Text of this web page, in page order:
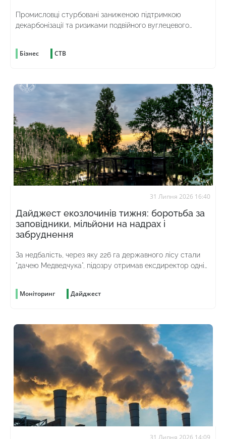
Промисловці стурбовані заниженою підтримкою
декарбонізації та ризиками подвійного вуглецевого
Бізнес СТВ
31 Липня 2026 16:40
Дайджест екозлочинів тижня: боротьба за
заповідники, мільйони на надрах і
забруднення
За недбалість, через яку 226 га державного лісу стали
"дачею Медведчука", підозру отримав ексдиректор однієї
Моніторинг Дайджест
31 Липня 2026 14:09